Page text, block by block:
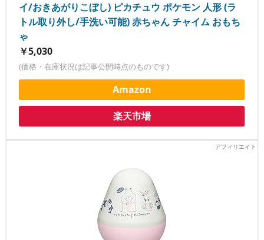
イ/おきあがりこぼし) ピカチュウ ポケモン 人形 (ラ
トル取り外し/手洗い可能) 赤ちゃん チャイム おもち
ゃ
￥5,030
(価格・在庫状況は記事公開時点のものです)
Amazon
楽天市場